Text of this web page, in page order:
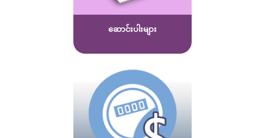
ဆောင်းပါးများ